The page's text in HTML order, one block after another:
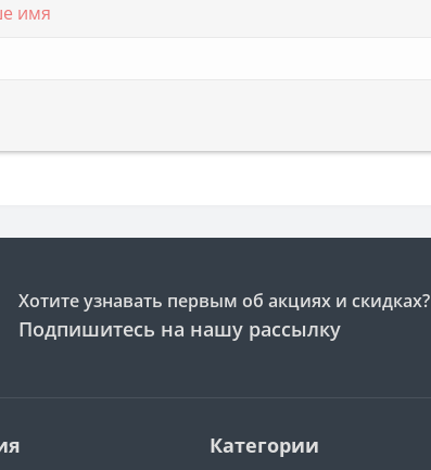
имя
Хотите узнавать первым об акциях и скидках?
Подпишитесь на нашу рассылку
Категории